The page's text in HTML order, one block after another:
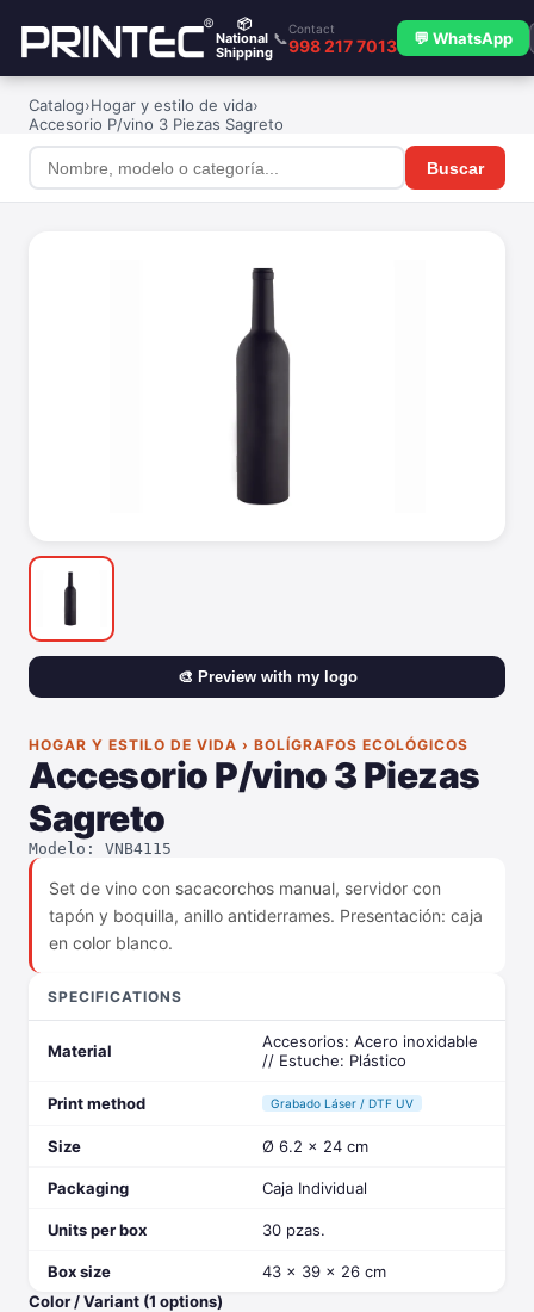
📦
National
Shipping
📞
Contact
998 217 7013 💬 WhatsApp
Catalog›Hogar y estilo de vida›
Accesorio P/vino 3 Piezas Sagreto
Buscar
🎨 Preview with my logo
HOGAR Y ESTILO DE VIDA › BOLÍGRAFOS ECOLÓGICOS
Accesorio P/vino 3 Piezas
Sagreto
Modelo: VNB4115
Set de vino con sacacorchos manual, servidor con
tapón y boquilla, anillo antiderrames. Presentación: caja
en color blanco.
SPECIFICATIONS
Material
Accesorios: Acero inoxidable
// Estuche: Plástico
Print method Grabado Láser / DTF UV
Size Ø 6.2 x 24 cm
Packaging Caja Individual
Units per box 30 pzas.
Box size
43 x 39 x 26 cm
Color / Variant (1 options)